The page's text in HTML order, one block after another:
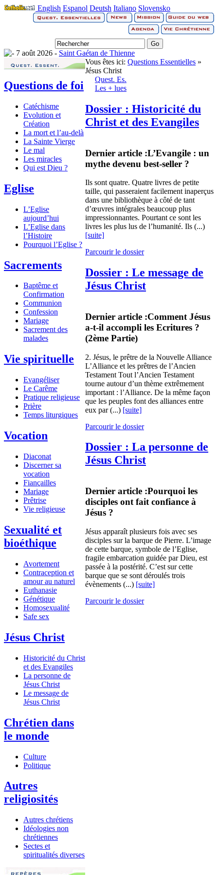
English Espanol Deutsh Italiano Slovensko
7 août 2026 - Saint Gaétan de Thienne
Questions de foi
Catéchisme
Evolution et
Création
La mort et l’au-delà
La Sainte Vierge
Le mal
Les miracles
Qui est Dieu ?
Eglise
L’Eglise
aujourd’hui
L’Eglise dans
l’Histoire
Pourquoi l’Eglise ?
Sacrements
Baptême et
Confirmation
Communion
Confession
Mariage
Sacrement des
malades
Vie spirituelle
Evangéliser
Le Carême
Pratique religieuse
Prière
Temps liturgiques
Vocation
Diaconat
Discerner sa
vocation
Fiançailles
Mariage
Prêtrise
Vie religieuse
Sexualité et
bioéthique
Avortement
Contraception et
amour au naturel
Euthanasie
Génétique
Homosexualité
Safe sex
Jésus Christ
Historicité du Christ
et des Evangiles
La personne de
Jésus Christ
Le message de
Jésus Christ
Chrétien dans
le monde
Culture
Politique
Autres
religiosités
Autres chrétiens
Idéologies non
chrétiennes
Sectes et
spiritualités diverses
Vous êtes ici: Questions Essentielles »
Jésus Christ
Quest. Es.
Les + lues
Dossier : Historicité du
Christ et des Evangiles
Dernier article :L’Evangile : un
mythe devenu best-seller ?
Ils sont quatre. Quatre livres de petite
taille, qui passeraient facilement inaperçus
dans une bibliothèque à côté de tant
d’œuvres intégrales beaucoup plus
impressionnantes. Pourtant ce sont les
livres les plus lus de l’humanité. Ils (...)
[suite]
Parcourir le dossier
Dossier : Le message de
Jésus Christ
Dernier article :Comment Jésus
a-t-il accompli les Ecritures ?
(2ème Partie)
2. Jésus, le prêtre de la Nouvelle Alliance
L’Alliance et les prêtres de l’Ancien
Testament Tout l’Ancien Testament
tourne autour d’un thème extrêmement
important : l’Alliance. De la même façon
que les peuples font des alliances entre
eux par (...) [suite]
Parcourir le dossier
Dossier : La personne de
Jésus Christ
Dernier article :Pourquoi les
disciples ont fait confiance à
Jésus ?
Jésus apparaît plusieurs fois avec ses
disciples sur la barque de Pierre. L’image
de cette barque, symbole de l’Eglise,
fragile embarcation guidée par Dieu, est
passée à la postérité. C’est sur cette
barque que se sont déroulés trois
évènements (...) [suite]
Parcourir le dossier